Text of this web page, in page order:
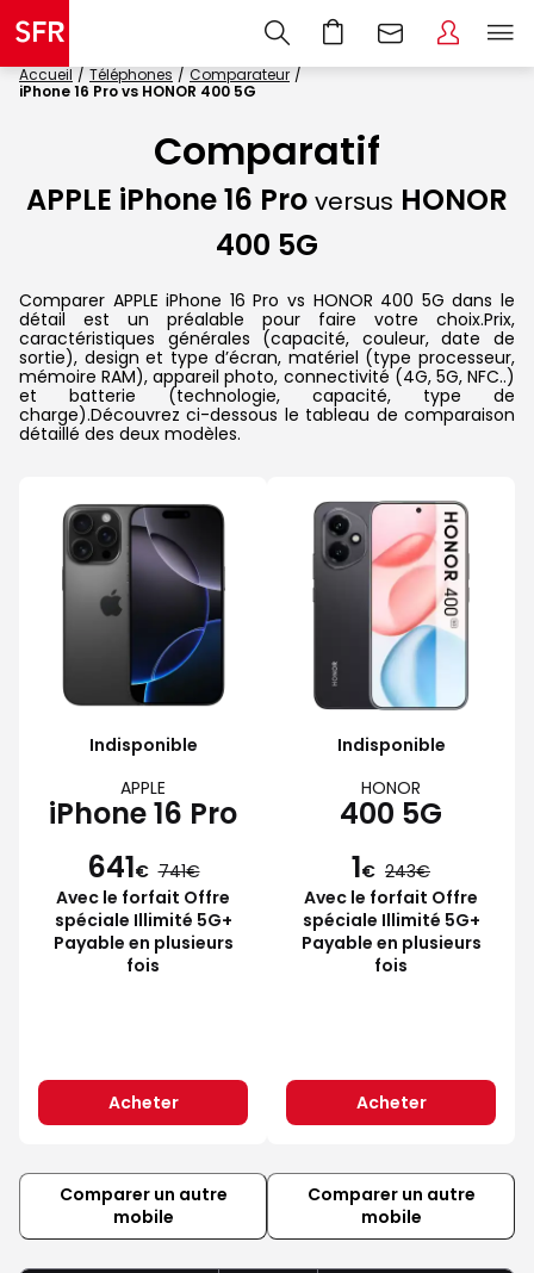
Accueil Téléphones
Comparateur
iPhone 16 Pro vs HONOR 400 5G
Comparatif
APPLE iPhone 16 Pro versus HONOR
400 5G
Comparer APPLE iPhone 16 Pro vs HONOR 400 5G dans le
détail est un préalable pour faire votre choix.Prix,
caractéristiques générales (capacité, couleur, date de
sortie), design et type d’écran, matériel (type processeur,
mémoire RAM), appareil photo, connectivité (4G, 5G, NFC..)
et batterie (technologie, capacité, type de
charge).Découvrez ci-dessous le tableau de comparaison
détaillé des deux modèles.
Indisponible
APPLE
iPhone 16 Pro
641€ 741
Avec le forfait Offre
spéciale Illimité 5G+
Payable en plusieurs
fois
Acheter
Indisponible
HONOR
400 5G
1€ 243
Avec le forfait Offre
spéciale Illimité 5G+
Payable en plusieurs
fois
Acheter
Comparer un autre
mobile
Comparer un autre
mobile